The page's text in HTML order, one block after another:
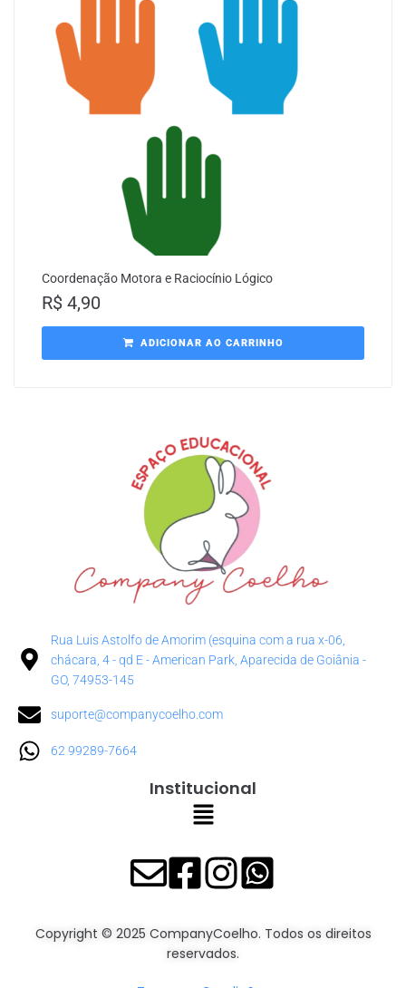
Coordenação Motora e Raciocínio Lógico
R$ 4,90
ADICIONAR AO CARRINHO
Rua Luis Astolfo de Amorim (esquina com a rua x-06,
chácara, 4 - qd E - American Park, Aparecida de Goiânia -
GO, 74953-145
suporte@companycoelho.com
62 99289-7664
Institucional
Copyright © 2025 CompanyCoelho. Todos os direitos
reservados.